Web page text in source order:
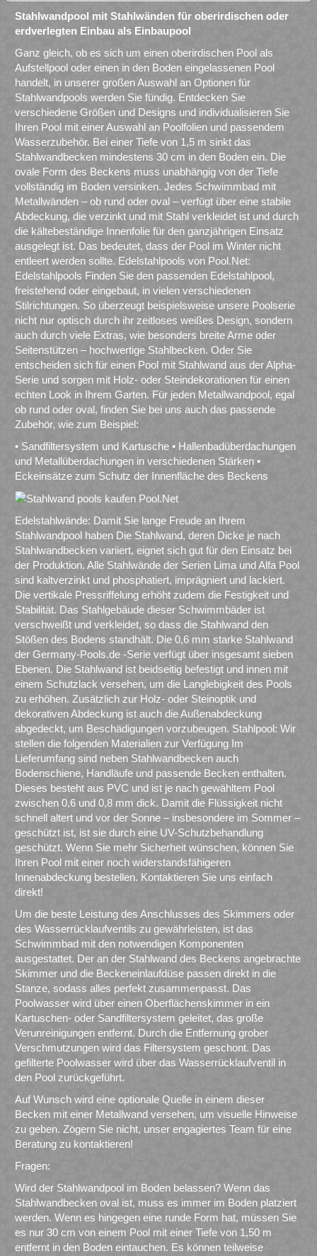
Stahlwandpool mit Stahlwänden für oberirdischen oder
erdverlegten Einbau als Einbaupool
Ganz gleich, ob es sich um einen oberirdischen Pool als
Aufstellpool oder einen in den Boden eingelassenen Pool
handelt, in unserer großen Auswahl an Optionen für
Stahlwandpools werden Sie fündig. Entdecken Sie
verschiedene Größen und Designs und individualisieren Sie
Ihren Pool mit einer Auswahl an Poolfolien und passendem
Wasserzubehör. Bei einer Tiefe von 1,5 m sinkt das
Stahlwandbecken mindestens 30 cm in den Boden ein. Die
ovale Form des Beckens muss unabhängig von der Tiefe
vollständig im Boden versinken. Jedes Schwimmbad mit
Metallwänden – ob rund oder oval – verfügt über eine stabile
Abdeckung, die verzinkt und mit Stahl verkleidet ist und durch
die kältebeständige Innenfolie für den ganzjährigen Einsatz
ausgelegt ist. Das bedeutet, dass der Pool im Winter nicht
entleert werden sollte. Edelstahlpools von Pool.Net:
Edelstahlpools Finden Sie den passenden Edelstahlpool,
freistehend oder eingebaut, in vielen verschiedenen
Stilrichtungen. So überzeugt beispielsweise unsere Poolserie
nicht nur optisch durch ihr zeitloses weißes Design, sondern
auch durch viele Extras, wie besonders breite Arme oder
Seitenstützen – hochwertige Stahlbecken. Oder Sie
entscheiden sich für einen Pool mit Stahlwand aus der Alpha-
Serie und sorgen mit Holz- oder Steindekorationen für einen
echten Look in Ihrem Garten. Für jeden Metallwandpool, egal
ob rund oder oval, finden Sie bei uns auch das passende
Zubehör, wie zum Beispiel:
• Sandfiltersystem und Kartusche • Hallenbadüberdachungen
und Metallüberdachungen in verschiedenen Stärken •
Eckeinsätze zum Schutz der Innenfläche des Beckens
Edelstahlwände: Damit Sie lange Freude an Ihrem
Stahlwandpool haben Die Stahlwand, deren Dicke je nach
Stahlwandbecken variiert, eignet sich gut für den Einsatz bei
der Produktion. Alle Stahlwände der Serien Lima und Alfa Pool
sind kaltverzinkt und phosphatiert, imprägniert und lackiert.
Die vertikale Pressriffelung erhöht zudem die Festigkeit und
Stabilität. Das Stahlgebäude dieser Schwimmbäder ist
verschweißt und verkleidet, so dass die Stahlwand den
Stößen des Bodens standhält. Die 0,6 mm starke Stahlwand
der Germany-Pools.de -Serie verfügt über insgesamt sieben
Ebenen. Die Stahlwand ist beidseitig befestigt und innen mit
einem Schutzlack versehen, um die Langlebigkeit des Pools
zu erhöhen. Zusätzlich zur Holz- oder Steinoptik und
dekorativen Abdeckung ist auch die Außenabdeckung
abgedeckt, um Beschädigungen vorzubeugen. Stahlpool: Wir
stellen die folgenden Materialien zur Verfügung Im
Lieferumfang sind neben Stahlwandbecken auch
Bodenschiene, Handläufe und passende Becken enthalten.
Dieses besteht aus PVC und ist je nach gewähltem Pool
zwischen 0,6 und 0,8 mm dick. Damit die Flüssigkeit nicht
schnell altert und vor der Sonne – insbesondere im Sommer –
geschützt ist, ist sie durch eine UV-Schutzbehandlung
geschützt. Wenn Sie mehr Sicherheit wünschen, können Sie
Ihren Pool mit einer noch widerstandsfähigeren
Innenabdeckung bestellen. Kontaktieren Sie uns einfach
direkt!
Um die beste Leistung des Anschlusses des Skimmers oder
des Wasserrücklaufventils zu gewährleisten, ist das
Schwimmbad mit den notwendigen Komponenten
ausgestattet. Der an der Stahlwand des Beckens angebrachte
Skimmer und die Beckeneinlaufdüse passen direkt in die
Stanze, sodass alles perfekt zusammenpasst. Das
Poolwasser wird über einen Oberflächenskimmer in ein
Kartuschen- oder Sandfiltersystem geleitet, das große
Verunreinigungen entfernt. Durch die Entfernung grober
Verschmutzungen wird das Filtersystem geschont. Das
gefilterte Poolwasser wird über das Wasserrücklaufventil in
den Pool zurückgeführt.
Auf Wunsch wird eine optionale Quelle in einem dieser
Becken mit einer Metallwand versehen, um visuelle Hinweise
zu geben. Zögern Sie nicht, unser engagiertes Team für eine
Beratung zu kontaktieren!
Fragen:
Wird der Stahlwandpool im Boden belassen? Wenn das
Stahlwandbecken oval ist, muss es immer im Boden platziert
werden. Wenn es hingegen eine runde Form hat, müssen Sie
es nur 30 cm von einem Pool mit einer Tiefe von 1,50 m
entfernt in den Boden eintauchen. Es können teilweise